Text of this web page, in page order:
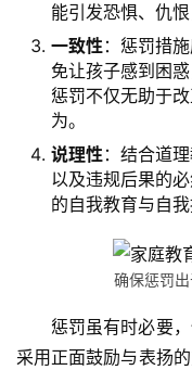
校
研
能引发恐惧、仇
一致性：惩罚措
免让孩子感到困
惩罚不仅无助于
为。
说理性：结合道
以及违规后果的
的自我教育与自
确保惩罚
惩罚虽有时必要
采用正面鼓励与表扬